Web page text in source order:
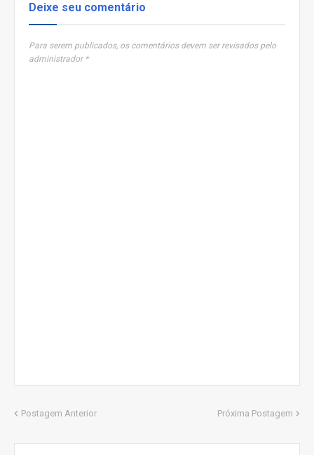
Deixe seu comentário
Para serem publicados, os comentários devem ser revisados pelo
administrador *
Postagem Anterior Próxima Postagem